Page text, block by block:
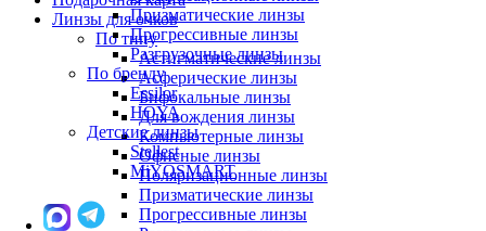
Линзы для очков
По типу
Астигматические линзы
Асферические линзы
Бифокальные линзы
Для вождения линзы
Компьютерные линзы
Офисные линзы
Поляризационные линзы
Призматические линзы
Прогрессивные линзы
Призматические линзы
Прогрессивные линзы
Разгрузочные линзы
По бренду
Essilor
HOYA
Детские линзы
Stellest
MiYOSMART